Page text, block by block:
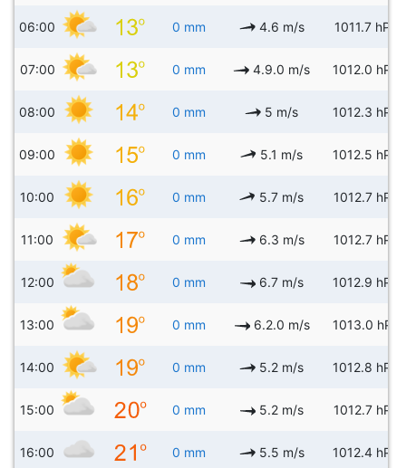
06:00 0 mm 4.6 m/s 1011.7 hPa
07:00 0 mm 4.9.0 m/s 1012.0 hPa
08:00 0 mm 5 m/s 1012.3 hPa
09:00 0 mm 5.1 m/s 1012.5 hPa
10:00 0 mm 5.7 m/s 1012.7 hPa
11:00 0 mm 6.3 m/s 1012.7 hPa
12:00 0 mm 6.7 m/s 1012.9 hPa
13:00 0 mm 6.2.0 m/s 1013.0 hPa
14:00 0 mm 5.2 m/s 1012.8 hPa
15:00 0 mm 5.2 m/s 1012.7 hPa
16:00 0 mm 5.5 m/s 1012.4 hPa